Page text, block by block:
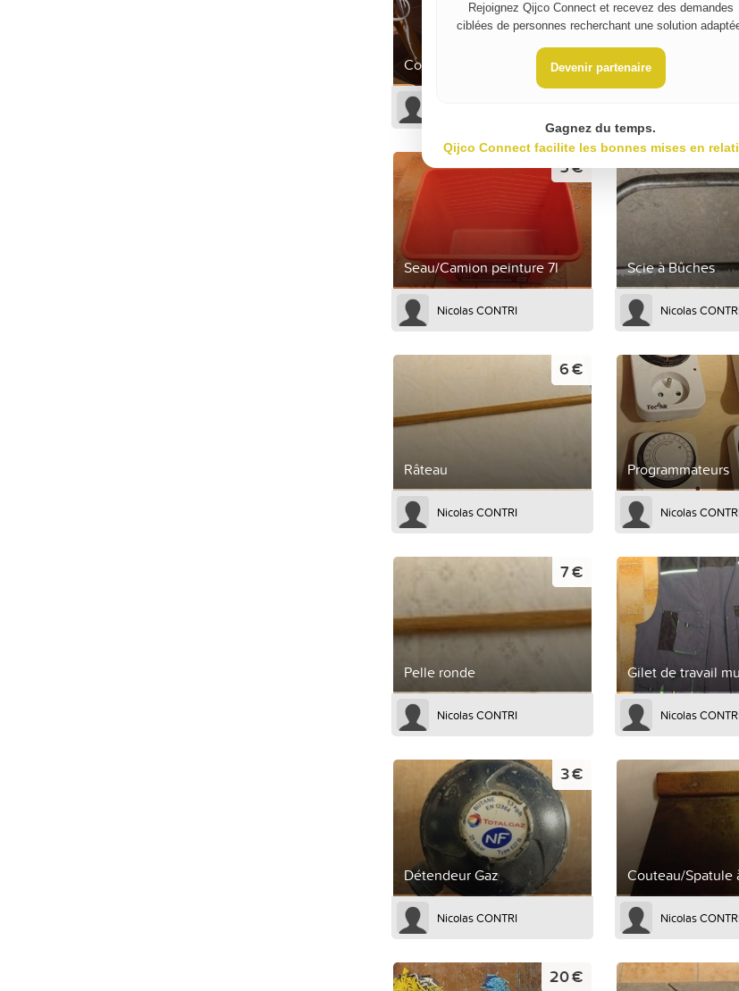
Colle Carreaux de Plâtre
Plaque de placo
250x120
Seau/Camion peinture 7l
5 €
Nicolas CONTRI
Scie à Bûches
Nicolas CONTRI
Râteau
6 €
Nicolas CONTRI
Programmateurs
Nicolas CONTRI
Pelle ronde
7 €
Nicolas CONTRI
Gilet de travail
Nicolas CONTRI
Détendeur Gaz
3 €
Nicolas CONTRI
Couteau/Spatule
Nicolas CONTRI
20 €
Rejoignez Qijco Connect et recevez des demandes
ciblées de personnes recherchant une solution
Devenir partenaire
Gagnez du temps.
Qijco Connect facilite les bonnes mises en